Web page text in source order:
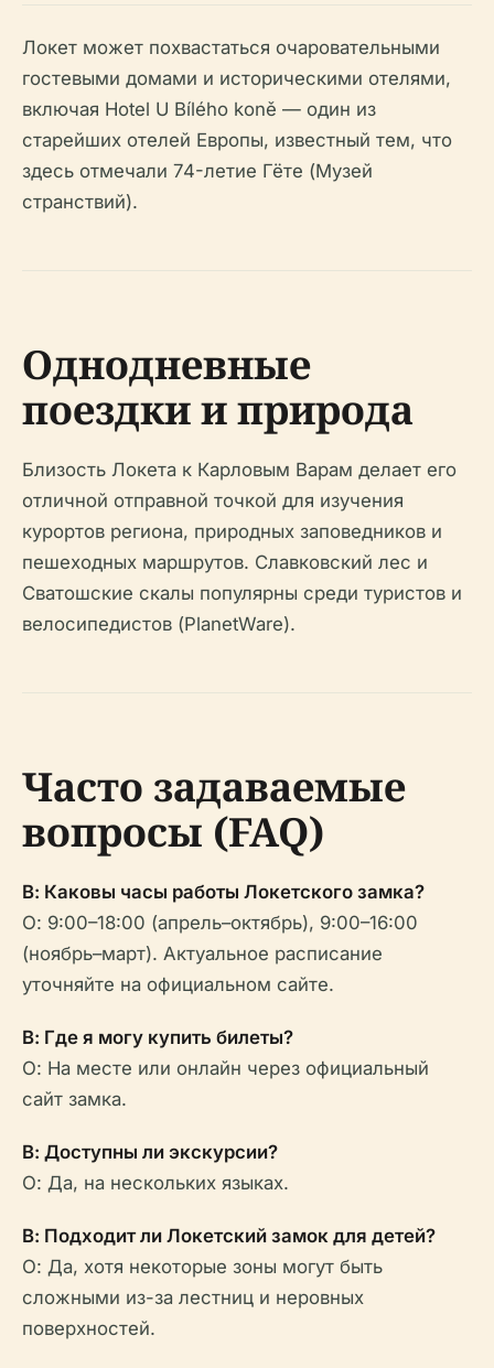
Локет может похвастаться очаровательными
гостевыми домами и историческими отелями,
включая Hotel U Bílého koně — один из
старейших отелей Европы, известный тем, что
здесь отмечали 74-летие Гёте (Музей
странствий).
Однодневные
поездки и природа
Близость Локета к Карловым Варам делает его
отличной отправной точкой для изучения
курортов региона, природных заповедников и
пешеходных маршрутов. Славковский лес и
Сватошские скалы популярны среди туристов и
велосипедистов (PlanetWare).
Часто задаваемые
вопросы (FAQ)
В: Каковы часы работы Локетского замка?
О: 9:00–18:00 (апрель–октябрь), 9:00–16:00
(ноябрь–март). Актуальное расписание
уточняйте на официальном сайте.
В: Где я могу купить билеты?
О: На месте или онлайн через официальный
сайт замка.
В: Доступны ли экскурсии?
О: Да, на нескольких языках.
В: Подходит ли Локетский замок для детей?
О: Да, хотя некоторые зоны могут быть
сложными из-за лестниц и неровных
поверхностей.